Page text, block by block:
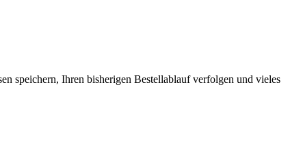
speichern, Ihren bisherigen Bestellablauf verfolgen und vieles